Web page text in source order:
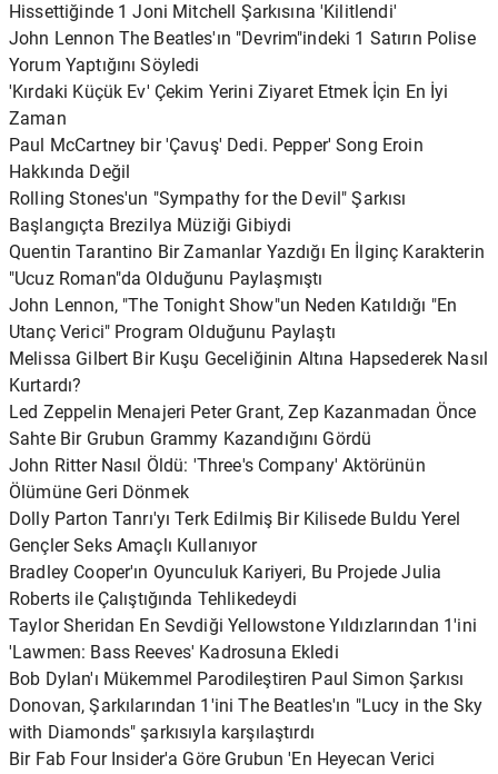
Hissettiğinde 1 Joni Mitchell Şarkısına 'Kilitlendi'
John Lennon The Beatles'ın "Devrim"indeki 1 Satırın Polise
Yorum Yaptığını Söyledi
'Kırdaki Küçük Ev' Çekim Yerini Ziyaret Etmek İçin En İyi
Zaman
Paul McCartney bir 'Çavuş' Dedi. Pepper' Song Eroin
Hakkında Değil
Rolling Stones'un "Sympathy for the Devil" Şarkısı
Başlangıçta Brezilya Müziği Gibiydi
Quentin Tarantino Bir Zamanlar Yazdığı En İlginç Karakterin
"Ucuz Roman"da Olduğunu Paylaşmıştı
John Lennon, "The Tonight Show"un Neden Katıldığı "En
Utanç Verici" Program Olduğunu Paylaştı
Melissa Gilbert Bir Kuşu Geceliğinin Altına Hapsederek Nasıl
Kurtardı?
Led Zeppelin Menajeri Peter Grant, Zep Kazanmadan Önce
Sahte Bir Grubun Grammy Kazandığını Gördü
John Ritter Nasıl Öldü: 'Three's Company' Aktörünün
Ölümüne Geri Dönmek
Dolly Parton Tanrı'yı ​​Terk Edilmiş Bir Kilisede Buldu Yerel
Gençler Seks Amaçlı Kullanıyor
Bradley Cooper'ın Oyunculuk Kariyeri, Bu Projede Julia
Roberts ile Çalıştığında Tehlikedeydi
Taylor Sheridan En Sevdiği Yellowstone Yıldızlarından 1'ini
'Lawmen: Bass Reeves' Kadrosuna Ekledi
Bob Dylan'ı Mükemmel Parodileştiren Paul Simon Şarkısı
Donovan, Şarkılarından 1'ini The Beatles'ın "Lucy in the Sky
with Diamonds" şarkısıyla karşılaştırdı
Bir Fab Four Insider'a Göre Grubun 'En Heyecan Verici